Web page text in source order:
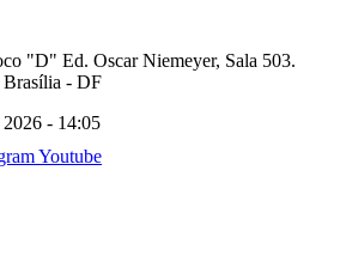
"D" Ed. Oscar Niemeyer, Sala 503.
Brasília - DF
- 14:05
Youtube